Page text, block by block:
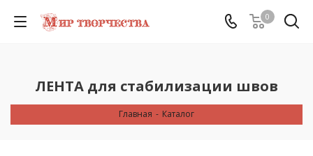
0
ЛЕНТА для стабилизации швов
Главная - Каталог